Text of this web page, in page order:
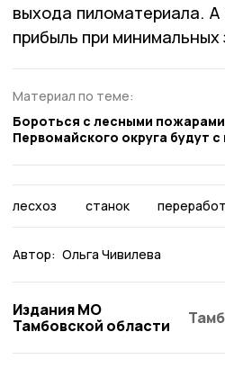
выхода пиломатериала.
прибыль при минимальных
Материал по теме:
Бороться с лесными
Первомайского округа будут
лесхоз станок
Автор: Ольга Чивилева
Издания МО
Тамбовской области